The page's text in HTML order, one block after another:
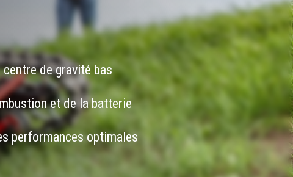
de gravité bas
et de la batterie
performances optimales